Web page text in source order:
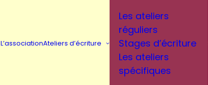
L’associationAteliers d’écriture
Les ateliers
réguliers
Stages d’écriture
Les ateliers
spécifiques